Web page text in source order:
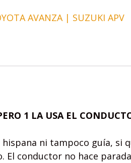
AVANZA | SUZUKI APV
1 LA USA EL
ni tampoco guía, si
El conductor no hace